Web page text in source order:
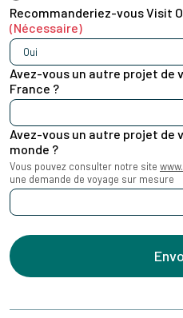
Recommanderiez-vous Visit
(Nécessaire)
Avez-vous un autre projet de
France ?
Avez-vous un autre projet de
monde ?
Vous pouvez consulter notre site
une demande de voyage sur mesure